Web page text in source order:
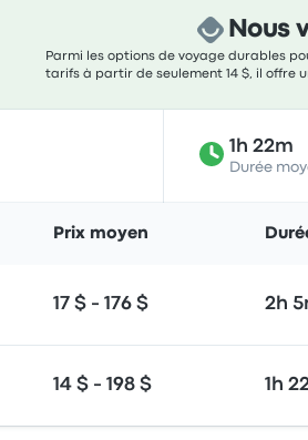
Nous
Parmi les options de voyage durables
tarifs à partir de seulement 14 $, il offre
1h 22m
Durée
Prix moyen
17 $ - 176 $ 2h
14 $ - 198 $ 1h